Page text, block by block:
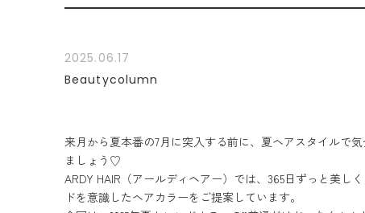
2025.06.17
Beautycolumn
来月から夏本番の7月に突入する前に、夏ヘアスタイルで
ましょう♡
ARDY HAIR（アールディヘアー）では、365日ずっと美
ドを意識したヘアカラーをご提案しています。